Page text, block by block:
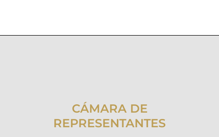
CÁMARA DE
REPRESENTANTES